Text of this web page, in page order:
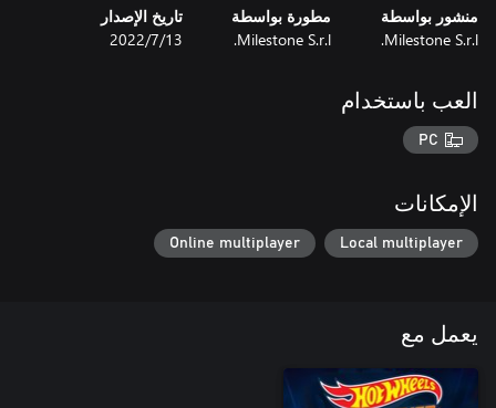
منشور بواسطة
Milestone S.r.l.
مطورة بواسطة
Milestone S.r.l.
تاريخ الإصدار
13‏/7‏/2022
العب باستخدام
PC
الإمكانات
Local multiplayer
Online multiplayer
يعمل مع